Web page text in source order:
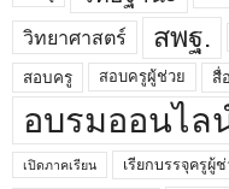
วิทยาศาสตร์ สพฐ.
สอบครู สอบครูผู้ช่วย สื่
อบรมออนไล
เปิดภาคเรียน เรียกบรรจุครูผู้